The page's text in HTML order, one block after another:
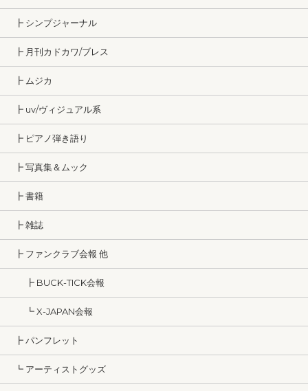
┣ シンプジャーナル
┣ 月刊カドカワ/ブレス
┣ ムジカ
┣ uv/ヴィジュアル系
┣ ピアノ弾き語り
┣ 写真集＆ムック
┣ 書籍
┣ 雑誌
┣ ファンクラブ会報 他
┣ BUCK-TICK会報
┗ X-JAPAN会報
┣ パンフレット
┗ アーティストグッズ